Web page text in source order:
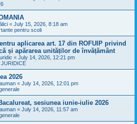
« July 15, 2026, 8:18 am
pentru scoli
aplicarea art. 17 din ROFUIP privind
și apărarea unităților de învățământ
« July 14, 2026, 12:21 pm
2026
« July 14, 2026, 12:01 pm
sesiunea iunie-iulie 2026
« July 14, 2026, 11:57 am